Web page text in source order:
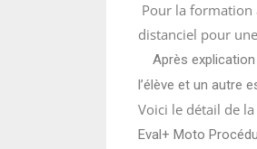
Pour la formation
distanciel pour
Après
l’élève et un autre
Voici le détail de
Eval+ Moto